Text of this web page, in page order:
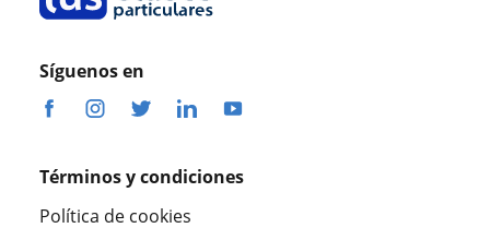
Síguenos en
Términos y condiciones
Política de cookies